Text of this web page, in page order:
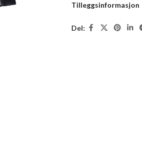
Tilleggsinformasjon
Del: